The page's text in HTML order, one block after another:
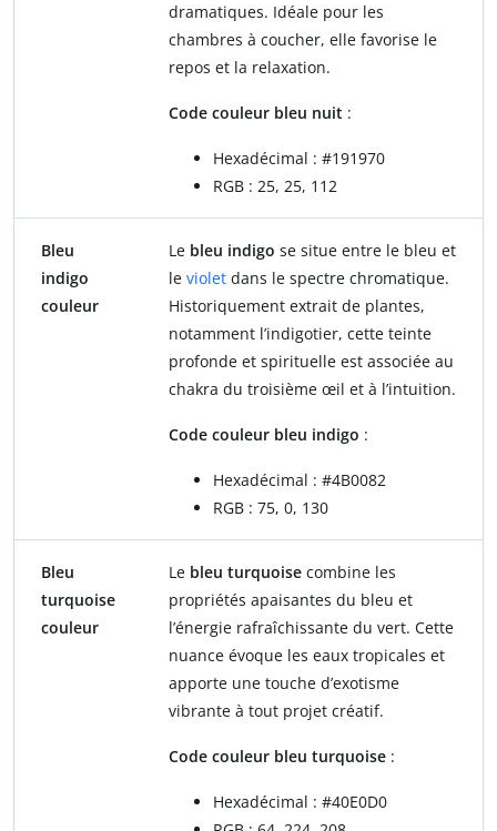
dramatiques. Idéale pour les
chambres à coucher, elle favorise le
repos et la relaxation.
Code couleur bleu nuit :
Hexadécimal : #191970
RGB : 25, 25, 112
Bleu
indigo
couleur
Le bleu indigo se situe entre le bleu et
le violet dans le spectre chromatique.
Historiquement extrait de plantes,
notamment l’indigotier, cette teinte
profonde et spirituelle est associée au
chakra du troisième œil et à l’intuition.
Code couleur bleu indigo :
Hexadécimal : #4B0082
RGB : 75, 0, 130
Bleu
turquoise
couleur
Le bleu turquoise combine les
propriétés apaisantes du bleu et
l’énergie rafraîchissante du vert. Cette
nuance évoque les eaux tropicales et
apporte une touche d’exotisme
vibrante à tout projet créatif.
Code couleur bleu turquoise :
Hexadécimal : #40E0D0